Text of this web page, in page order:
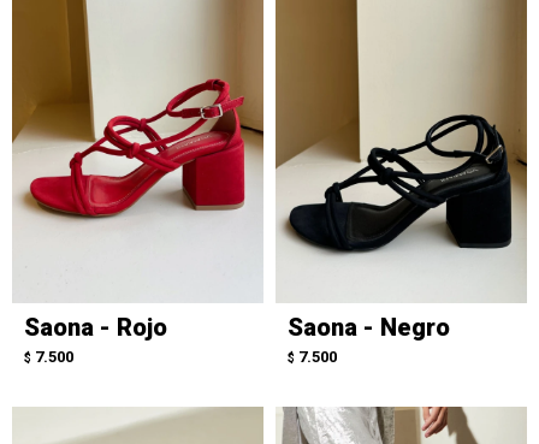
Saona - Rojo
$ 7.500
Saona - Negro
$ 7.500